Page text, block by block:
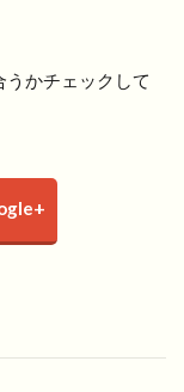
かチェックして